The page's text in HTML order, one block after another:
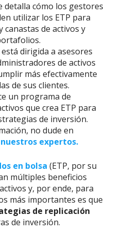
detalla cómo los gestores
utilizar los ETP para
canastas de activos y
dirigida a asesores
de activos
más efectivamente
de sus clientes.
un programa de
que crea ETP para
de inversión.
no dude en
expertos.
en bolsa (ETP, por su
múltiples beneficios
y, por ende, para
más importantes es que
de replicación
de inversión.